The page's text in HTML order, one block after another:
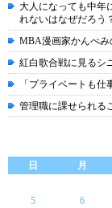
大人になっても中年
れないはなぜだろう
MBA漫画家かんべみ
紅白歌合戦に見るシ
「プライベートも
管理職に課せられる
日
月
5
6